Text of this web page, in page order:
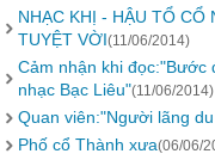
NHẠC KHỊ - HẬU TỔ CỔ
TUYỆT VỜI(11/06/2014)
Cảm nhận khi đọc:"Bước
nhạc Bạc Liêu"(11/06/2014)
Quan viên:"Người lãng
Phố cổ Thành xưa(06/06/